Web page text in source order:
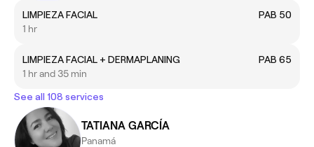
LIMPIEZA FACIAL
PAB 50
1 hr
LIMPIEZA FACIAL + DERMAPLANING
PAB 65
1 hr and 35 min
See all 108 services
TATIANA GARCÍA
Panamá